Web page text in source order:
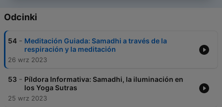
Odcinki
54 - Meditación Guiada: Samadhi a través de la
respiración y la meditación
26 wrz 2023
53 - Píldora Informativa: Samadhi, la iluminación en
los Yoga Sutras
25 wrz 2023